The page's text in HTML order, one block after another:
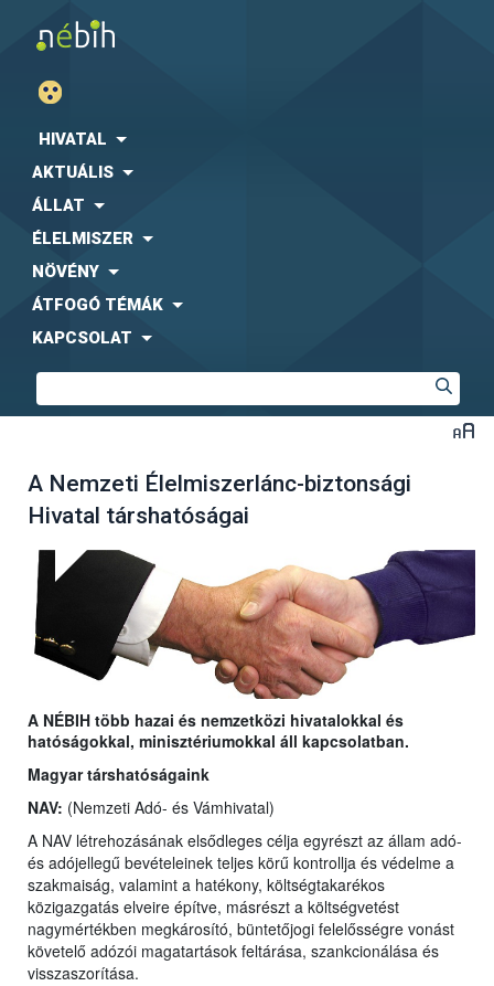
HIVATAL
AKTUÁLIS
ÁLLAT
ÉLELMISZER
NÖVÉNY
ÁTFOGÓ TÉMÁK
KAPCSOLAT
A Nemzeti Élelmiszerlánc-biztonsági
Hivatal társhatóságai
A NÉBIH több hazai és nemzetközi hivatalokkal és
hatóságokkal, minisztériumokkal áll kapcsolatban.
Magyar társhatóságaink
NAV: (Nemzeti Adó- és Vámhivatal)
A NAV létrehozásának elsődleges célja egyrészt az állam adó-
és adójellegű bevételeinek teljes körű kontrollja és védelme a
szakmaiság, valamint a hatékony, költségtakarékos
közigazgatás elveire építve, másrészt a költségvetést
nagymértékben megkárosító, büntetőjogi felelősségre vonást
követelő adózói magatartások feltárása, szankcionálása és
visszaszorítása.